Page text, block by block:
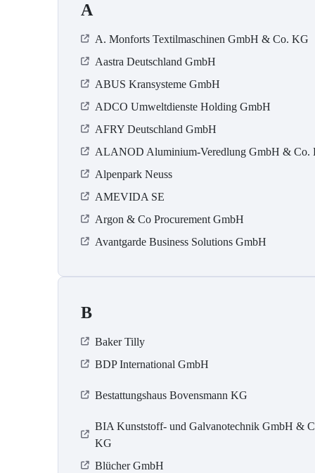
A
A. Monforts Textilmaschinen GmbH & Co. KG
Aastra Deutschland GmbH
ABUS Kransysteme GmbH
ADCO Umweltdienste Holding GmbH
AFRY Deutschland GmbH
ALANOD Aluminium-Veredlung GmbH & Co.
Alpenpark Neuss
AMEVIDA SE
Argon & Co Procurement GmbH
Avantgarde Business Solutions GmbH
B
Baker Tilly
BDP International GmbH
Bestattungshaus Bovensmann KG
BIA Kunststoff- und Galvanotechnik GmbH &
KG
Blücher GmbH